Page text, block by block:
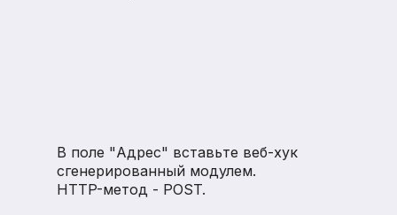
В поле "Адрес" вставьте веб-хук
сгенерированный модулем.
HTTP-метод - POST.